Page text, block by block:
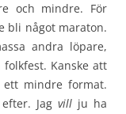
och mindre. För
bli något maraton.
andra löpare,
Kanske att
mindre format.
Jagvill ju ha